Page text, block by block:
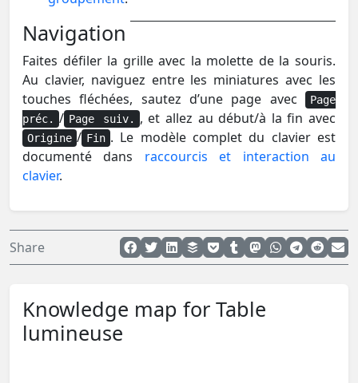
Navigation
Faites défiler la grille avec la molette de la souris.
Au clavier, naviguez entre les miniatures avec les
touches fléchées, sautez d’une page avec
Page
préc. / Page suiv. , et allez au début/à la fin avec
Origine / Fin . Le modèle complet du clavier est
documenté dans raccourcis et interaction au
clavier.
Share
Knowledge map for Table
lumineuse